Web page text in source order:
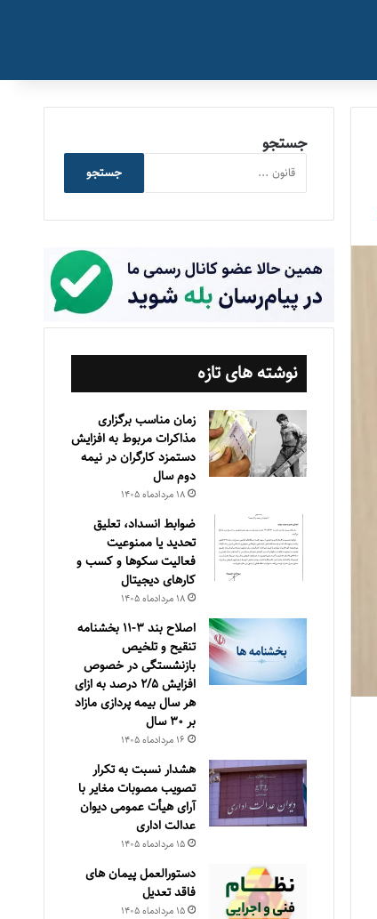
جستجو
جستجو
نوشته های تازه
زمان مناسب برگزاری
مذاکرات مربوط به افزایش
دستمزد کارگران در نیمه
دوم سال
۱۸ مرداد‌ماه ۱۴۰۵
ضوابط انسداد، تعليق
تحديد يا ممنوعيت
فعاليت سكوها و كسب و
كارهای ديجيتال
۱۸ مرداد‌ماه ۱۴۰۵
اصلاح بند ۳‏-۱۱ بخشنامه
تنقیح و تلخیص
بازنشستگی در خصوص
افزایش ۵‏‏‏‏‏‏‏‏‏/۲ درصد به ازای
هر سال بیمه پردازی مازاد
بر ۳۰‏ سال
۱۶ مرداد‌ماه ۱۴۰۵
هشدار نسبت به تکرار
تصویب مصوبات مغایر با
آرای هیأت عمومی دیوان
عدالت اداری
۱۵ مرداد‌ماه ۱۴۰۵
دستورالعمل پیمان های
فاقد تعدیل
۱۵ مرداد‌ماه ۱۴۰۵